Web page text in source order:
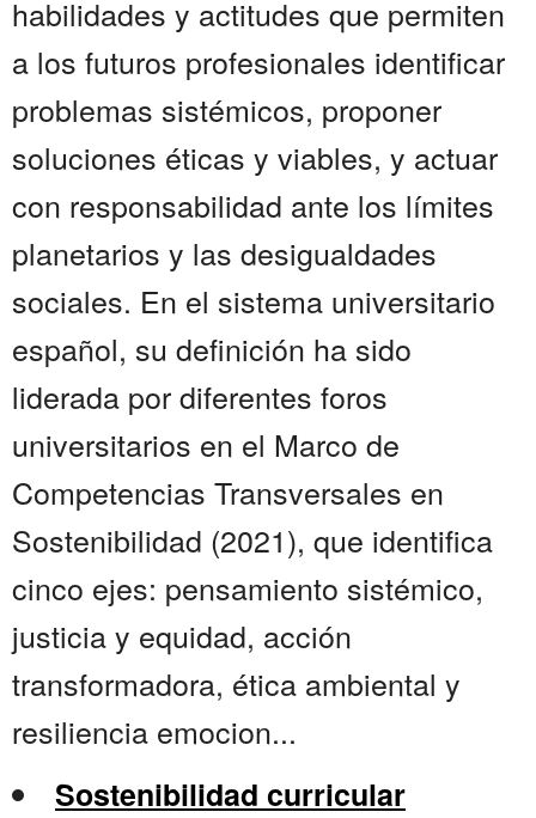
habilidades y actitudes que permiten
a los futuros profesionales identificar
problemas sistémicos, proponer
soluciones éticas y viables, y actuar
con responsabilidad ante los límites
planetarios y las desigualdades
sociales. En el sistema universitario
español, su definición ha sido
liderada por diferentes foros
universitarios en el Marco de
Competencias Transversales en
Sostenibilidad (2021), que identifica
cinco ejes: pensamiento sistémico,
justicia y equidad, acción
transformadora, ética ambiental y
resiliencia emocion...
Sostenibilidad curricular